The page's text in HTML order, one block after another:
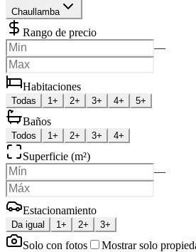
Chaullamba
Rango de precio
—
Habitaciones
Todas 1+ 2+ 3+ 4+ 5+
Baños
Todos 1+ 2+ 3+ 4+
Superficie (m²)
—
Estacionamiento
Da igual 1+ 2+ 3+
Solo con fotos
Mostrar solo